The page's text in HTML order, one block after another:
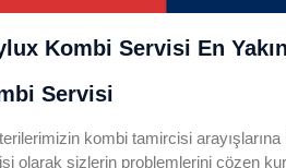
Kombi Servisi En Yakın
Servisi
kombi tamircisi
olarak sizlerin problemlerini çözen